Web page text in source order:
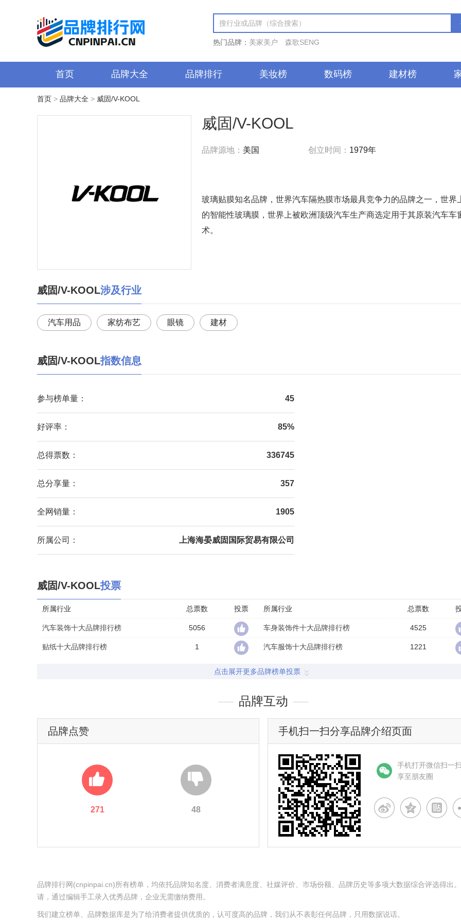
热门品牌： 美家美户 森歌SENG
首页 品牌大全 品牌排行 美妆榜 数码榜 建材榜
首页 > 品牌大全 > 威固/V-KOOL
威固/V-KOOL
品牌源地： 美国 创立时间： 1979年
玻璃贴膜知名品牌，世界汽车隔热膜市场最具竞争力的品牌之一，世界
的智能性玻璃膜，世界上被欧洲顶级汽车生产商选定用于其原装汽车车
术。
威固/V-KOOL涉及行业
汽车用品 家纺布艺 眼镜 建材
威固/V-KOOL指数信息
参与榜单量： 45
好评率： 85%
总得票数： 336745
总分享量： 357
全网销量： 1905
所属公司： 上海海晏威固国际贸易有限公司
威固/V-KOOL投票
所属行业 总票数 投票 所属行业 总票数
汽车装饰十大品牌排行榜 5056 车身装饰件十大品牌排行榜 4525
贴纸十大品牌排行榜 1 汽车服饰十大品牌排行榜 1221
点击展开更多品牌榜单投票
品牌互动
品牌点赞
271 48
手机扫一扫分享品牌介绍页面
手机打开微信扫一
享至朋友圈
品牌排行网(cnpinpai.cn)所有榜单，均依托品牌知名度、消费者满意度、社媒评价、市场份额、品牌历史等多项大数据综合评选得出
请，通过编辑手工录入优秀品牌，企业无需缴纳费用。
我们建立榜单、品牌数据库是为了给消费者提供优质的，认可度高的品牌，我们从不表彰任何品牌，只用数据说话。